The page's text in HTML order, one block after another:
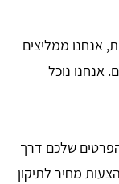
אנחנו ממליצים
אנחנו נוכל
שלכם דרך
מחיר לתיקון